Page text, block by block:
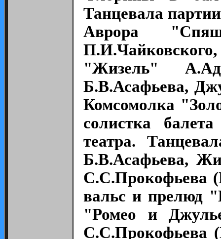
Танцевала
Аврора
"Жизель"
Б.В.Асафьева,
Комсомолка
солистка
театра.
Б.В.Асафьева,
С.С.Прокофьева
вальс и прелюд
"Ромео и
С.С.Прокофьева